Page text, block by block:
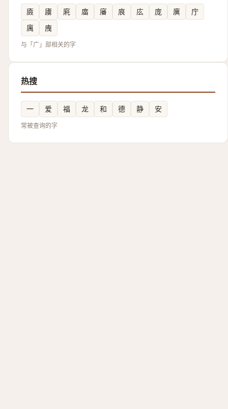
㢛 㢚 㢉 庿 㢖 㡾 庅 庞 廙
庁
庽
㡼
与「广」部相关的字
热搜
一 爱 福 龙 和 德 静 安
常被查询的字